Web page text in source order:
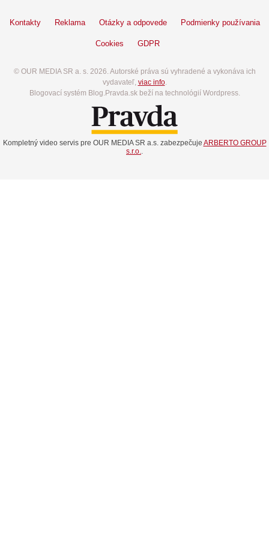
Kontakty Reklama Otázky a odpovede Podmienky používania
Cookies GDPR
© OUR MEDIA SR a. s. 2026. Autorské práva sú vyhradené a vykonáva ich
vydavateľ, viac info.
Blogovací systém Blog.Pravda.sk beží na technológií Wordpress.
Kompletný video servis pre OUR MEDIA SR a.s. zabezpečuje ARBERTO GROUP
s.r.o.